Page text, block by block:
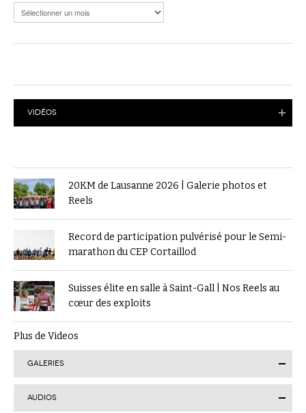
Archives
VIDÉOS
20KM de Lausanne 2026 | Galerie photos et
Reels
Record de participation pulvérisé pour le Semi-
marathon du CEP Cortaillod
Suisses élite en salle à Saint-Gall | Nos Reels au
cœur des exploits
Plus de Videos
GALERIES
AUDIOS